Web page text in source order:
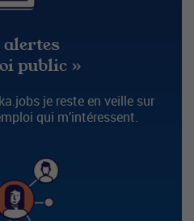
alertes
public »
je reste en veille sur
qui m’intéressent.